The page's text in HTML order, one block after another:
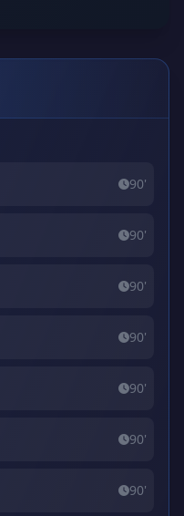
90'
90'
90'
90'
90'
90'
90'